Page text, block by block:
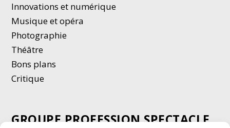
Innovations et numérique
Musique et opéra
Photographie
Théâtre
Bons plans
Critique
GROUPE PROFESSION SPECTACLE